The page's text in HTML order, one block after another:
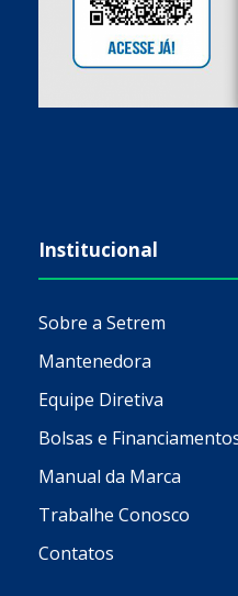
Institucional
Sobre a Setrem
Mantenedora
Equipe Diretiva
Bolsas e
Manual da Marca
Trabalhe Conosco
Contatos